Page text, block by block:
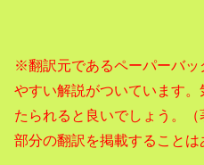
※翻訳元であるペーパーバッ
やすい解説がついています
たられると良いでしょう。
部分の翻訳を掲載することは